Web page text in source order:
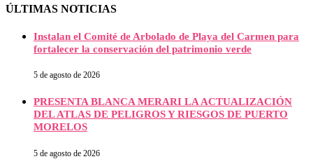
ÚLTIMAS NOTICIAS
Instalan el Comité de Arbolado de Playa del Carmen para
fortalecer la conservación del patrimonio verde
5 de agosto de 2026
PRESENTA BLANCA MERARI LA ACTUALIZACIÓN
DEL ATLAS DE PELIGROS Y RIESGOS DE PUERTO
MORELOS
5 de agosto de 2026